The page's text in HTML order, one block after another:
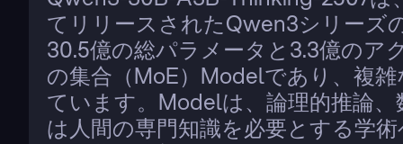
てリリースされたQwen3シリーズ
30.5億の総パラメータと3.3億のア
の集合（MoE）Modelであり、複
ています。Modelは、論理的推論
は人間の専門知識を必要とする学